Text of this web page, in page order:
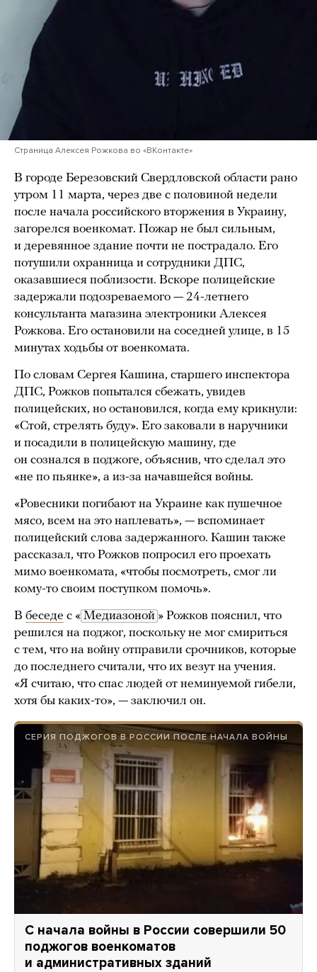
Страница Алексея Рожкова во «ВКонтакте»
В городе Березовский Свердловской области рано
утром 11 марта, через две с половиной недели
после начала российского вторжения в Украину,
загорелся военкомат. Пожар не был сильным,
и деревянное здание почти не пострадало. Его
потушили охранница и сотрудники ДПС,
оказавшиеся поблизости. Вскоре полицейские
задержали подозреваемого — 24-летнего
консультанта магазина электроники Алексея
Рожкова. Его остановили на соседней улице, в 15
минутах ходьбы от военкомата.
По словам Сергея Кашина, старшего инспектора
ДПС, Рожков попытался сбежать, увидев
полицейских, но остановился, когда ему крикнули:
«Стой, стрелять буду». Его заковали в наручники
и посадили в полицейскую машину, где
он сознался в поджоге, объяснив, что сделал это
«не по пьянке», а из-за начавшейся войны.
«Ровесники погибают на Украине как пушечное
мясо, всем на это наплевать», — вспоминает
полицейский слова задержанного. Кашин также
рассказал, что Рожков попросил его проехать
мимо военкомата, «чтобы посмотреть, смог ли
кому-то своим поступком помочь».
В беседе с « Медиазоной » Рожков пояснил, что
решился на поджог, поскольку не мог смириться
с тем, что на войну отправили срочников, которые
до последнего считали, что их везут на учения.
«Я считаю, что спас людей от неминуемой гибели,
хотя бы каких-то», — заключил он.
СЕРИЯ ПОДЖОГОВ В РОССИИ ПОСЛЕ НАЧАЛА ВОЙНЫ
С начала войны в России совершили 50
поджогов военкоматов
и административных зданий